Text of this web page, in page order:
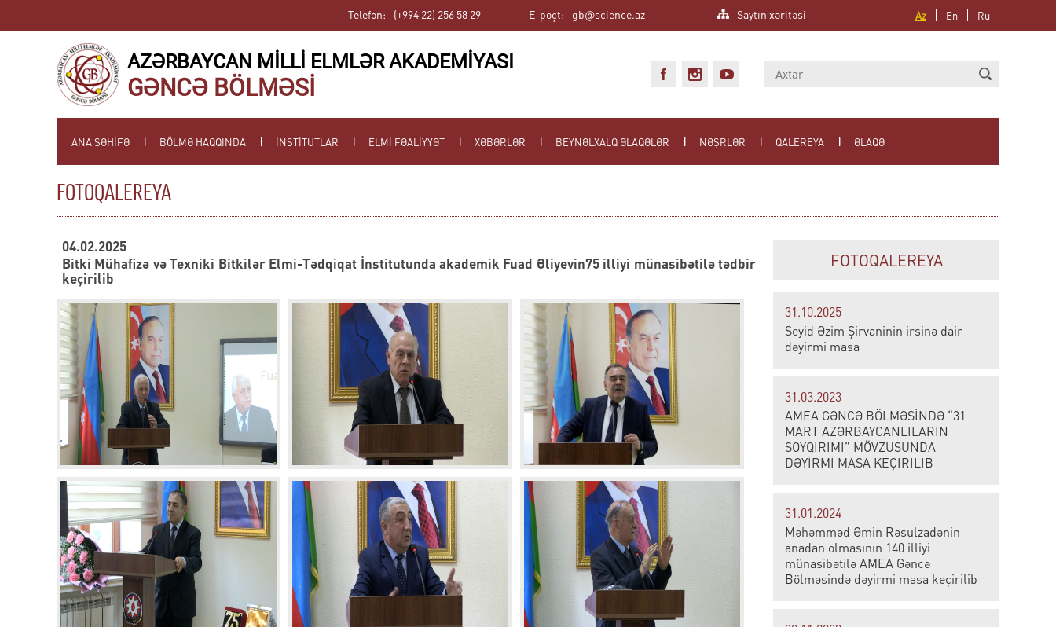
Az En Ru
Saytın xəritəsi
E-poçt: gb@science.az
Telefon: (+994 22) 256 58 29
AZƏRBAYCAN MİLLİ ELMLƏR AKADEMİYASI
GƏNCƏ BÖLMƏSİ
ANA SƏHİFƏ BÖLMƏ HAQQINDA İNSTİTUTLAR ELMİ FƏALİYYƏT XƏBƏRLƏR BEYNƏLXALQ ƏLAQƏLƏR NƏŞRLƏR QALEREYA ƏLAQƏ
FOTOQALEREYA
04.02.2025
Bitki Mühafizə və Texniki Bitkilər Elmi-Tədqiqat İnstitutunda akademik Fuad Əliyevin75 illiyi münasibətilə tədbir
keçirilib
FOTOQALEREYA
31.10.2025
Seyid Əzim Şirvaninin irsinə dair
dəyirmi masa
31.03.2023
AMEA GƏNCƏ BÖLMƏSİNDƏ “31
MART AZƏRBAYCANLILARIN
SOYQIRIMI” MÖVZUSUNDA
DƏYİRMİ MASA KEÇIRILIB
31.01.2024
Məhəmməd Əmin Rəsulzadənin
anadan olmasının 140 illiyi
münasibətilə AMEA Gəncə
Bölməsində dəyirmi masa keçirilib